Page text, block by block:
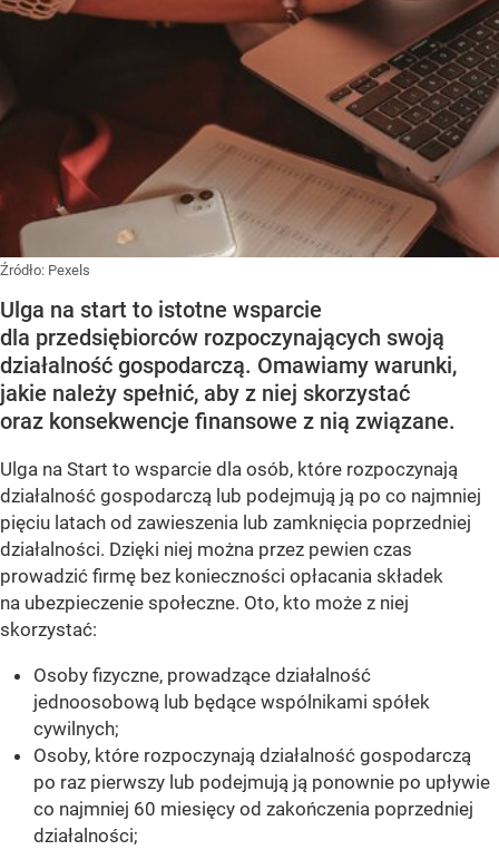
Źródło: Pexels
Ulga na start to istotne wsparcie
dla przedsiębiorców rozpoczynających swoją
działalność gospodarczą. Omawiamy warunki,
jakie należy spełnić, aby z niej skorzystać
oraz konsekwencje finansowe z nią związane.
Ulga na Start to wsparcie dla osób, które rozpoczynają
działalność gospodarczą lub podejmują ją po co najmniej
pięciu latach od zawieszenia lub zamknięcia poprzedniej
działalności. Dzięki niej można przez pewien czas
prowadzić firmę bez konieczności opłacania składek
na ubezpieczenie społeczne. Oto, kto może z niej
skorzystać:
Osoby fizyczne, prowadzące działalność
jednoosobową lub będące wspólnikami spółek
cywilnych;
Osoby, które rozpoczynają działalność gospodarczą
po raz pierwszy lub podejmują ją ponownie po upływie
co najmniej 60 miesięcy od zakończenia poprzedniej
działalności;